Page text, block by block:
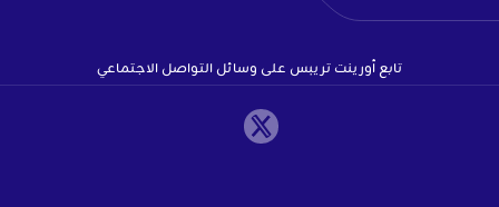
تابع أورينت تريبس على وسائل التواصل الاجتماعي